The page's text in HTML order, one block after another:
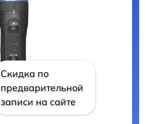
Скидка по
предварительной
записи на сайте